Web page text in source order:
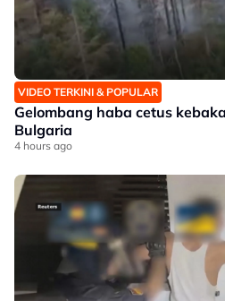
VIDEO TERKINI & POPULAR
Gelombang haba cetus
Bulgaria
4 hours ago